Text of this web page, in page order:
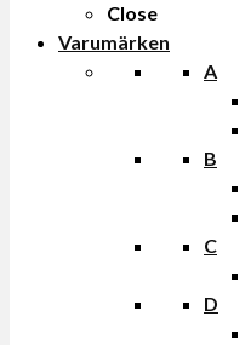
Close
Varumärken
A
B
C
D